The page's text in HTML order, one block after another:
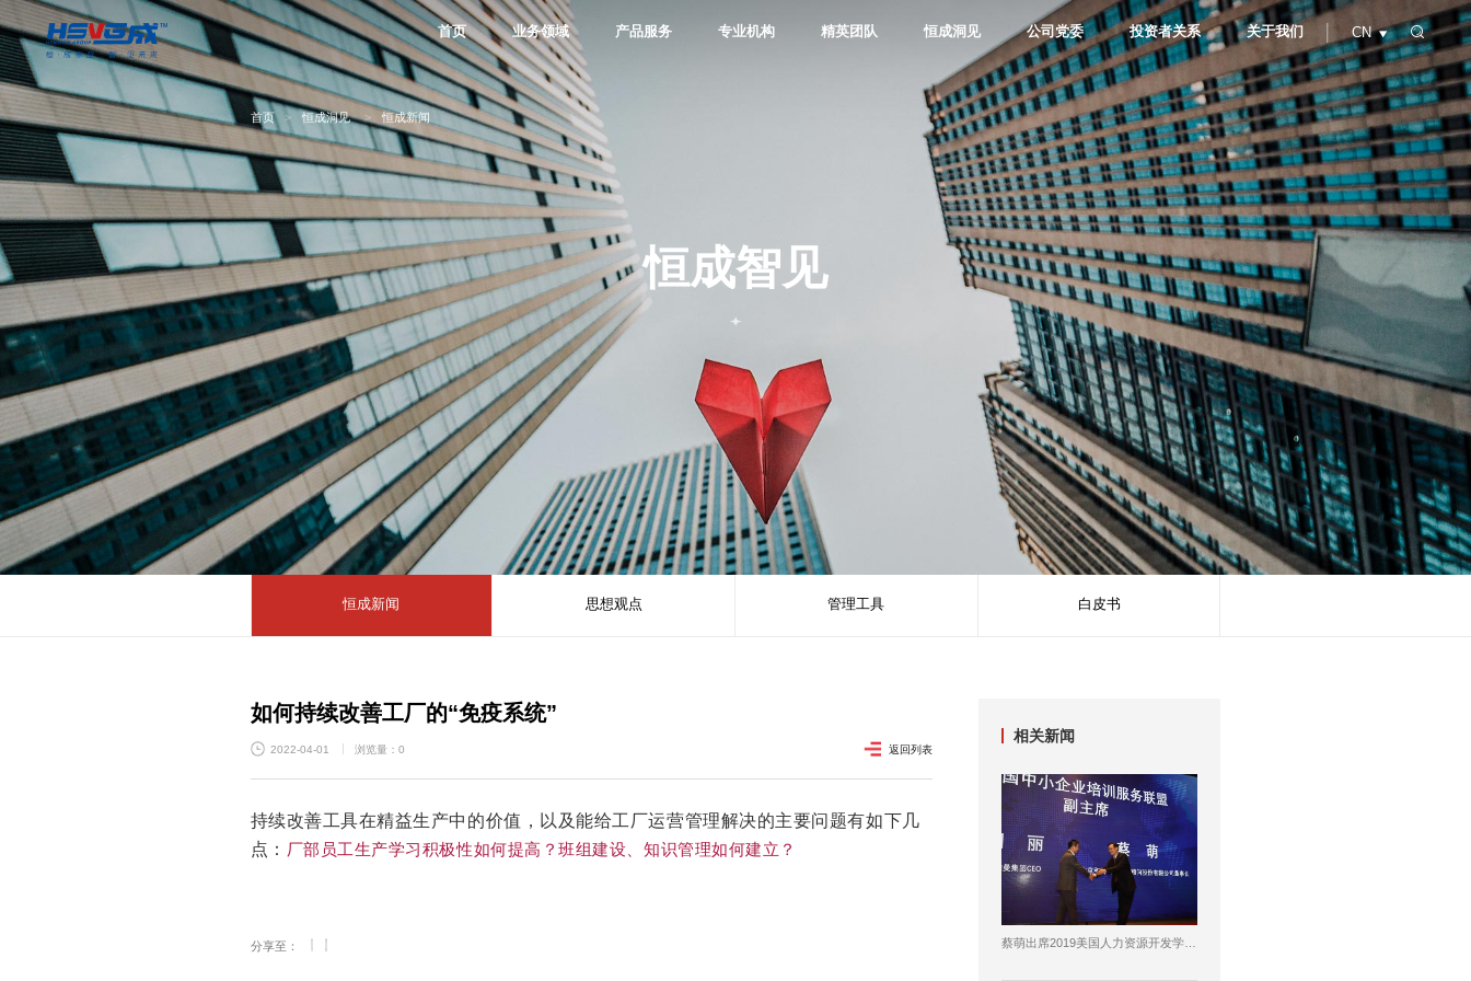
首页 业务领域 产品服务 专业机构 精英团队 恒成洞见 公司党委 投资者关系 关于我们 CN
恒成智见
首页 > 恒成洞见 > 恒成新闻
恒成新闻 思想观点 管理工具 白皮书
如何持续改善工厂的“免疫系统”
2022-04-01 浏览量：0 返回列表
持续改善工具在精益生产中的价值，以及能给工厂运营管理解决的主要问题有如下几
点： 厂部员工生产学习积极性如何提高？班组建设、知识管理如何建立？
分享至：
相关新闻
蔡萌出席2019美国人力资源开发学会（AHRD）中国峰会暨中国人力资本服务高峰论坛